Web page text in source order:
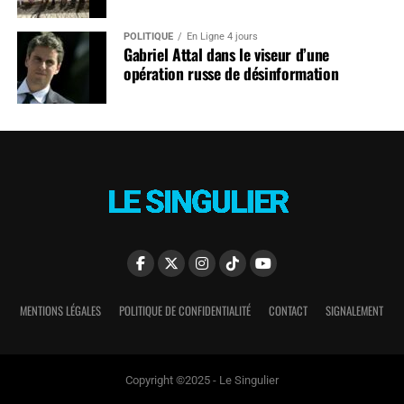
POLITIQUE En Ligne 4 jours
Gabriel Attal dans le viseur d’une
opération russe de désinformation
MENTIONS LÉGALES POLITIQUE DE CONFIDENTIALITÉ CONTACT SIGNALEMENT
Copyright ©2025 - Le Singulier